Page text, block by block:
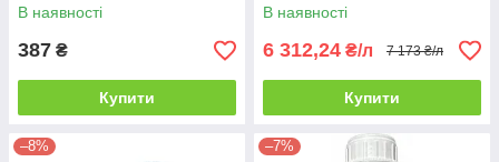
В наявності
387 ₴
Купити
В наявності
6 312,24 ₴/л 7 173 ₴/л
Купити
–8% –7%